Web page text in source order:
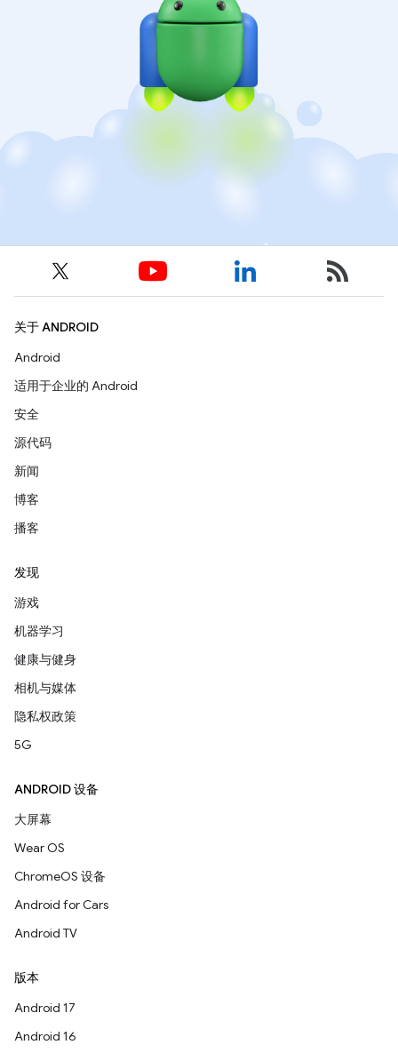
关于 ANDROID
Android
适用于企业的 Android
安全
源代码
新闻
博客
播客
发现
游戏
机器学习
健康与健身
相机与媒体
隐私权政策
5G
ANDROID 设备
大屏幕
Wear OS
ChromeOS 设备
Android for Cars
Android TV
版本
Android 17
Android 16